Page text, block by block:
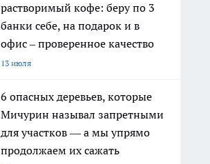
растворимый кофе: беру по 3
банки себе, на подарок и в
офис – проверенное качество
13 июля
6 опасных деревьев, которые
Мичурин называл запретными
для участков — а мы упрямо
продолжаем их сажать